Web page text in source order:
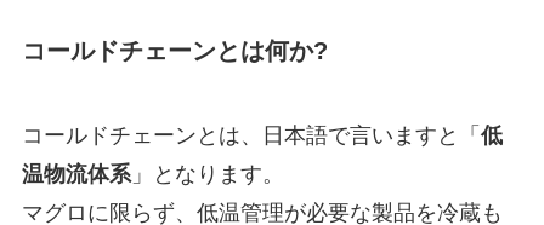
コールドチェーンとは何か?
コールドチェーンとは、日本語で言いますと「 低
温物流体系」となります。
マグロに限らず、低温管理が必要な製品を冷蔵も